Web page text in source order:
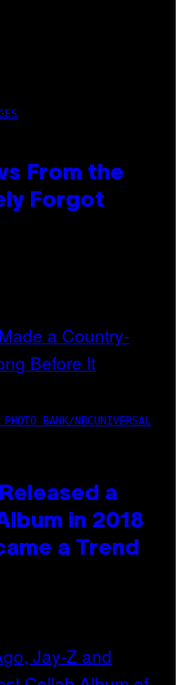
From the
Forgot
BANK/NBCUNIVERSAL
a
in 2018
a Trend